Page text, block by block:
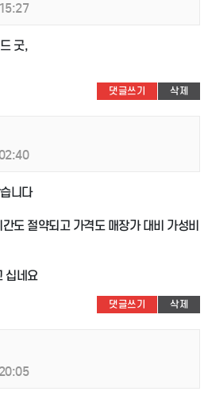
굿,
댓글쓰기 삭제
니다
도 절약되고 가격도 매장가 대비 가성비
십네요
댓글쓰기 삭제